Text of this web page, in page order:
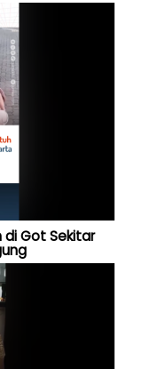
di Got Sekitar